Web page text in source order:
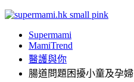
Supermami
MamiTrend
醫護與你
腸道問題困擾小童及孕婦